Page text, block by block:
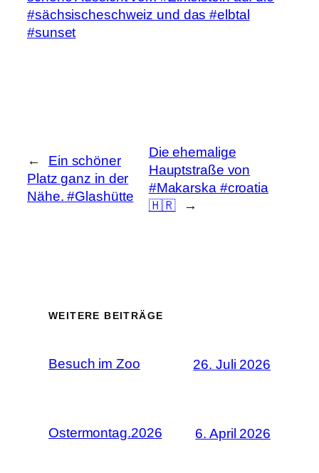
←
Ein schöner
Platz ganz in der
Nähe. #Glashütte
Die ehemalige
Hauptstraße von
#Makarska #croatia
🇭🇷
→
WEITERE BEITRÄGE
Besuch im Zoo 26. Juli 2026
Ostermontag.2026 6. April 2026